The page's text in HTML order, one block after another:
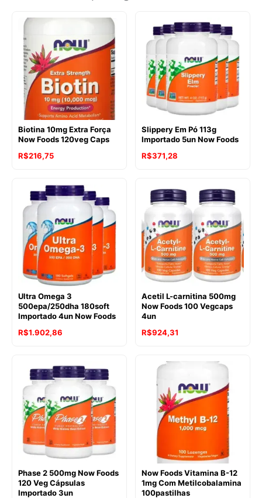
Biotina 10mg Extra Força
Now Foods 120veg Caps
R$216,75
Slippery Em Pó 113g
Importado 5un Now Foods
R$371,28
Ultra Omega 3
500epa/250dha 180soft
Importado 4un Now Foods
R$1.902,86
Acetil L-carnitina 500mg
Now Foods 100 Vegcaps
4un
R$924,31
Phase 2 500mg Now Foods
120 Veg Cápsulas
Importado 3un
Now Foods Vitamina B-12
1mg Com Metilcobalamina
100pastilhas